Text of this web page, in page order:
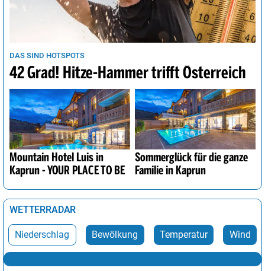
DAS SIND HOTSPOTS
42 Grad! Hitze-Hammer trifft Österreich
Mountain Hotel Luis in
Kaprun - YOUR PLACE TO BE
Sommerglück für die ganze
Familie in Kaprun
WETTERRADAR
Niederschlag Bewölkung Temperatur Wind